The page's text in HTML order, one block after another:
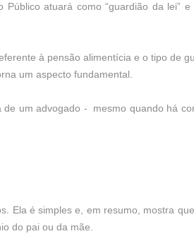
atuará como “guardião da lei”
à pensão alimentícia e o tipo de
um aspecto fundamental.
um advogado - mesmo quando há
Ela é simples e, em resumo, mostra
do pai ou da mãe.